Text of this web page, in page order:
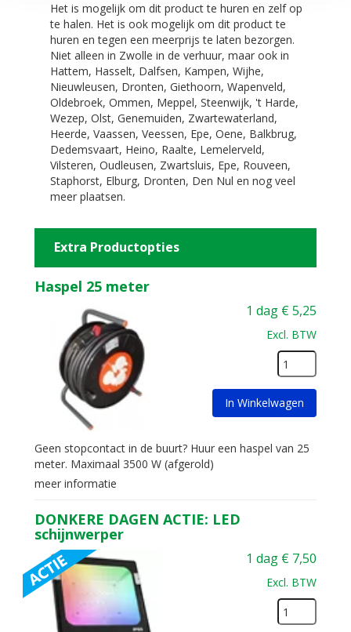
Het is mogelijk om dit product te huren en zelf op
te halen. Het is ook mogelijk om dit product te
huren en tegen een meerprijs te laten bezorgen.
Niet alleen in Zwolle in de verhuur, maar ook in
Hattem, Hasselt, Dalfsen, Kampen, Wijhe,
Nieuwleusen, Dronten, Giethoorn, Wapenveld,
Oldebroek, Ommen, Meppel, Steenwijk, 't Harde,
Wezep, Olst, Genemuiden, Zwartewaterland,
Heerde, Vaassen, Veessen, Epe, Oene, Balkbrug,
Dedemsvaart, Heino, Raalte, Lemelerveld,
Vilsteren, Oudleusen, Zwartsluis, Epe, Rouveen,
Staphorst, Elburg, Dronten, Den Nul en nog veel
meer plaatsen.
Extra Productopties
Haspel 25 meter
1 dag €5,25
Excl. BTW
In Winkelwagen
Geen stopcontact in de buurt? Huur een haspel van 25
meter. Maximaal 3500 W (afgerold)
meer informatie
DONKERE DAGEN ACTIE: LED
schijnwerper
1 dag € 7,50
Excl. BTW